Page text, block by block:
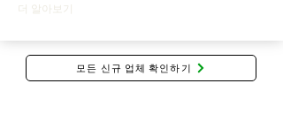
더 알아보기
모든 신규 업체 확인하기